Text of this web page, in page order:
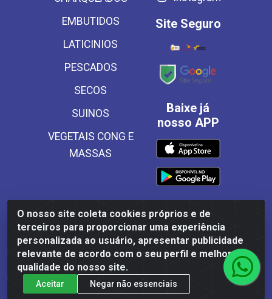
O nosso site coleta cookies próprios e de
terceiros para proporcionar uma experiência
personalizada ao usuário, apresentar publicidade
relevante de acordo com o seu perfil e melhorar a
qualidade do nosso site.
Aceitar
Negar não essenciais
EMBUTIDOS
LATICINIOS
PESCADOS
SECOS
SUINOS
VEGETAIS CONG E
MASSAS
Site Seguro
Baixe já
nosso APP
Frinscal - Distribuidora e Importadora de Alimentos
LTDA - Rodovia BR 101 Sul Km 187, 310 Galpão - Santa
Rosa, Palmares/PE - CEP 55540-000 - CNPJ
03.504.437/0001-50